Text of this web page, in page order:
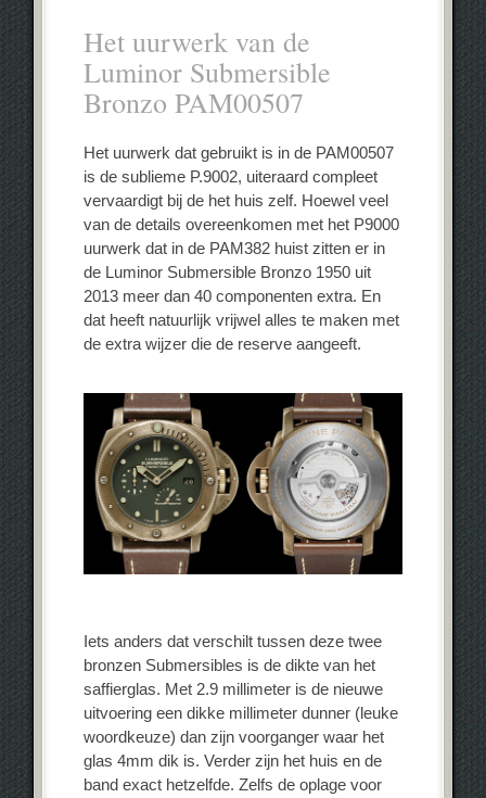
Het uurwerk van de
Luminor Submersible
Bronzo PAM00507
Het uurwerk dat gebruikt is in de PAM00507
is de sublieme P.9002, uiteraard compleet
vervaardigt bij de het huis zelf. Hoewel veel
van de details overeenkomen met het P9000
uurwerk dat in de PAM382 huist zitten er in
de Luminor Submersible Bronzo 1950 uit
2013 meer dan 40 componenten extra. En
dat heeft natuurlijk vrijwel alles te maken met
de extra wijzer die de reserve aangeeft.
Iets anders dat verschilt tussen deze twee
bronzen Submersibles is de dikte van het
saffierglas. Met 2.9 millimeter is de nieuwe
uitvoering een dikke millimeter dunner (leuke
woordkeuze) dan zijn voorganger waar het
glas 4mm dik is. Verder zijn het huis en de
band exact hetzelfde. Zelfs de oplage voor